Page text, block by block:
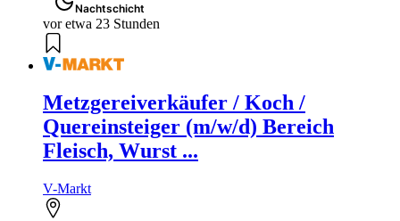
Nachtschicht
vor etwa 23 Stunden
Metzgereiverkäufer / Koch /
Quereinsteiger (m/w/d) Bereich
Fleisch, Wurst ...
V-Markt